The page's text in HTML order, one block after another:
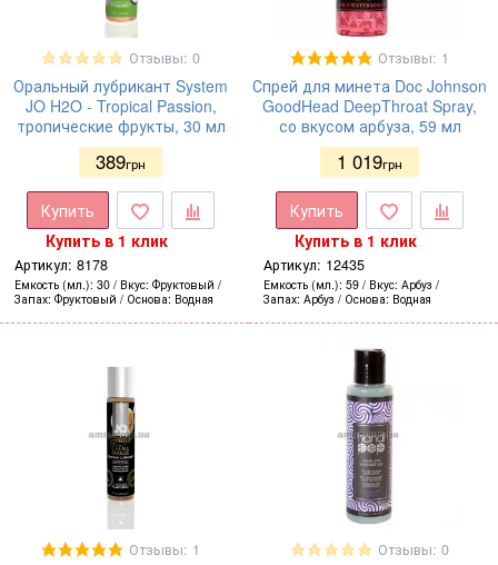
Отзывы: 0
Оральный лубрикант System
JO H2O - Tropical Passion,
тропические фрукты, 30 мл
389грн
Купить
Купить в 1 клик
Артикул: 8178
Емкость (мл.) 30 Вкус Фруктовый
Запах Фруктовый Основа Водная
Отзывы: 1
Спрей для минета Doc Johnson
GoodHead DeepThroat Spray,
со вкусом арбуза, 59 мл
1 019грн
Купить
Купить в 1 клик
Артикул: 12435
Емкость (мл.) 59 Вкус Арбуз
Запах Арбуз Основа Водная
Отзывы: 1 Отзывы: 0